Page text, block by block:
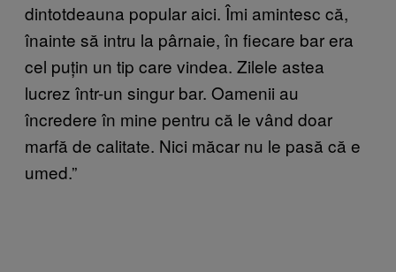
dintotdeauna popular aici. Îmi amintesc că,
înainte să intru la pârnaie, în fiecare bar era
cel puțin un tip care vindea. Zilele astea
lucrez într-un singur bar. Oamenii au
încredere în mine pentru că le vând doar
marfă de calitate. Nici măcar nu le pasă că e
umed.”